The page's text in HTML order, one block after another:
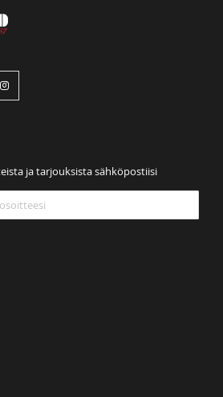
ja tarjouksista sähköpostiisi